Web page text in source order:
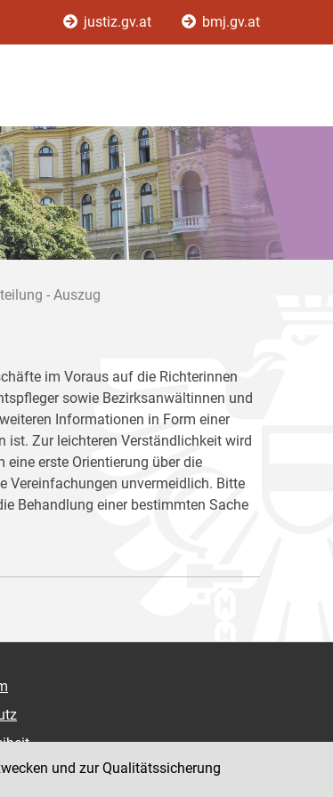
justiz.gv.at bmj.gv.at
- Auszug
im Voraus auf die Richterinnen
sowie Bezirksanwältinnen und
Informationen in Form einer
ist. Zur leichteren Verständlichkeit wird
erste Orientierung über die
Vereinfachungen unvermeidlich. Bitte
Behandlung einer bestimmten Sache
(für Mitarbeiter:innen)
und zur Qualitätssicherung